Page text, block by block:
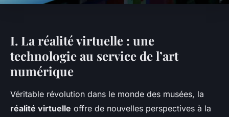
I. La réalité virtuelle : une
technologie au service de l’art
numérique
Véritable révolution dans le monde des musées, la
réalité virtuelle offre de nouvelles perspectives à la